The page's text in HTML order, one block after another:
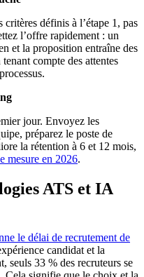
définis à l’étape 1, pas
l’offre rapidement : un
et la proposition entraîne des
compte des attentes
jour. Envoyez les
préparez le poste de
la rétention à 6 et 12 mois,
mesure en 2026.
ATS et IA
le délai de recrutement de
candidat et la
seuls 33 % des recruteurs se